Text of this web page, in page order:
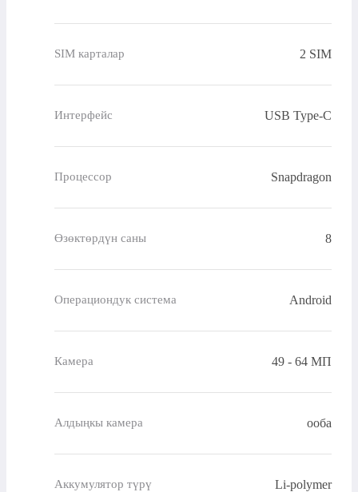
SIM карталар 2 SIM
Интерфейс USB Type-C
Процессор Snapdragon
Өзөктөрдүн саны 8
Операциондук система Android
Камера 49 - 64 МП
Алдыңкы камера ооба
Аккумулятор түрү Li-polymer